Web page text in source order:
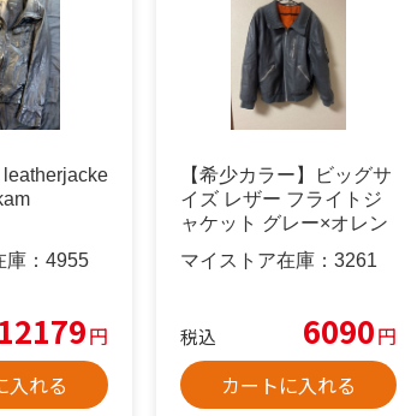
： 4955
12179円
入れる
【希少カラー】ビッグサ
イズ レザー フライトジ
ャケット グレー×オレン
マイストア在庫： 3261
税込 6090円
カートに入れる